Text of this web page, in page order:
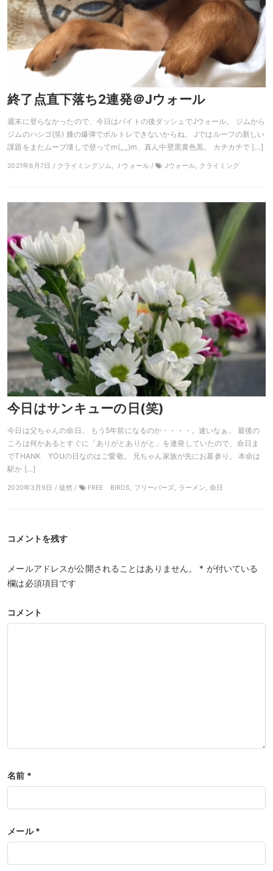
終了点直下落ち2連発＠Jウォール
週末に登らなかったので、今日はバイトの後ダッシュでJウォール。 ジムから
ジムのハシゴ(笑) 膝の爆弾でボルトレできないからね。 Jではルーフの新しい
課題をまたムーブ壊しで登ってm(__)m、真ん中壁黒黄色黒。 カチカチで […]
2021年6月7日 / クライミングジム, Ｊウォール / Jウォール, クライミング
今日はサンキューの日(笑)
今日は父ちゃんの命日。 もう5年前になるのか・・・・。速いなぁ。 最後の
ころは何かあるとすぐに「ありがとありがと」を連発していたので、命日ま
でTHANK YOUの日なのはご愛敬。 兄ちゃん家族が先にお墓参り。 本命は
駅か […]
2020年3月9日 / 徒然 / FREE BIRDS, フリーバーズ, ラーメン, 命日
コメントを残す
メールアドレスが公開されることはありません。 * が付いている
欄は必須項目です
コメント
名前 *
メール*